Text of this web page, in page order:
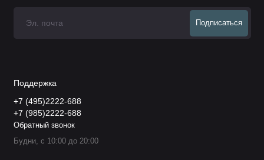
Подписаться
Поддержка
+7 (495)2222-688
+7 (985)2222-688
Обратный звонок
Будни, с 10:00 до 20:00